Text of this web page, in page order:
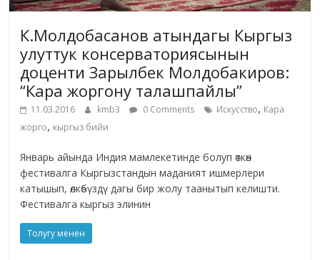
К.Молдобасанов атындагы Кыргыз
улуттук консерваториясынын
доценти Зарылбек Молдобакиров:
“Кара жоргону талашпайлы”
11.03.2016 kmb3 0 Comments Искусство, Кара
жорго, кыргыз бийи
Январь айында Индия мамлекетинде болуп өткөн
фестивалга Кыргызстандын маданият ишмерлери
катышып, өлкөбүздү дагы бир жолу таанытып келишти.
Фестивалга кыргыз элинин
Толугу менен